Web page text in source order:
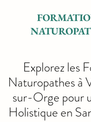
Explorez les
Naturopathes à
sur-Orge pour
Holistique en